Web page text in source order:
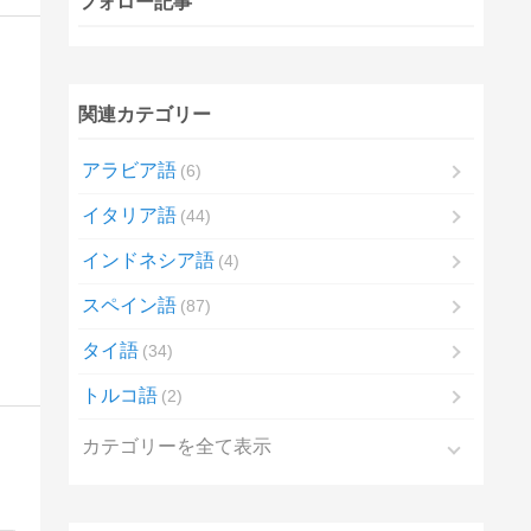
関連カテゴリー
アラビア語 6
イタリア語 44
インドネシア語 4
スペイン語 87
タイ語 34
トルコ語 2
カテゴリーを全て表示